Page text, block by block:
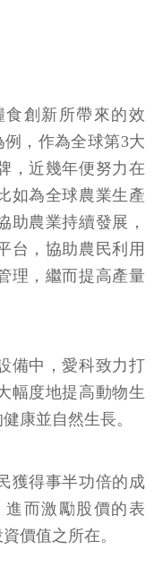
創新所帶來的效
，作為全球第3大
，近幾年便努力在
如為全球農業生產
助農業持續發展，
台，協助農民利用
理，繼而提高產量
備中，愛科致力打
幅度地提高動物生
康並自然生長。
獲得事半功倍的成
而激勵股價的表
價值之所在。